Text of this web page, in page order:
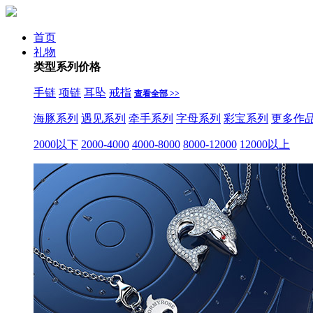
首页
礼物
类型系列价格
手链 项链 耳坠 戒指 查看全部 >>
海豚系列 遇见系列 牵手系列 字母系列 彩宝系列 更多作
2000以下 2000-4000 4000-8000 8000-12000 12000以上